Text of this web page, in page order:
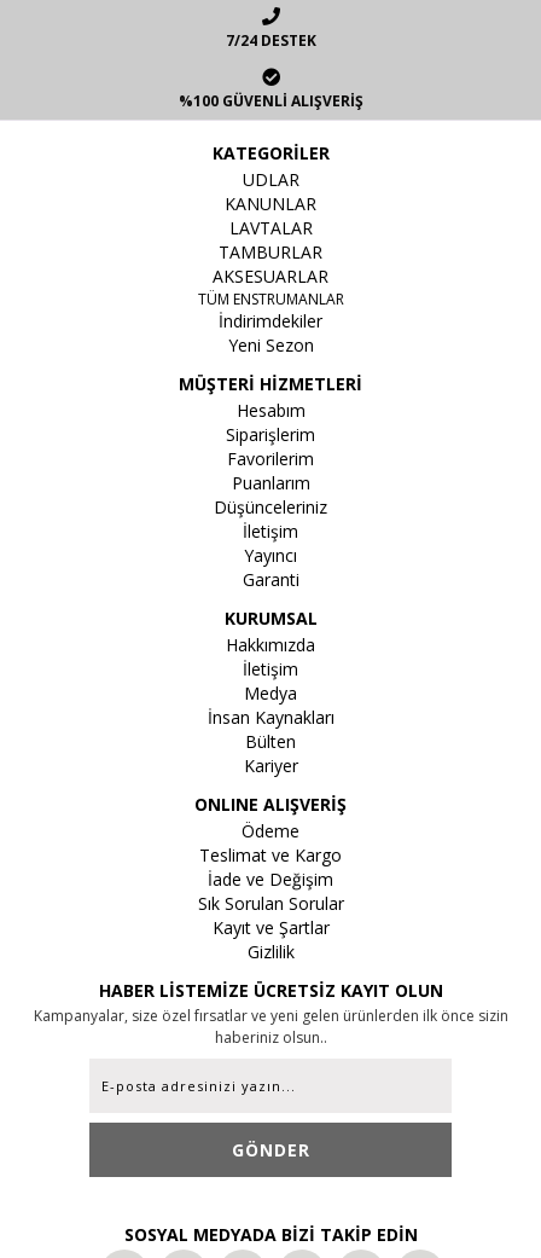
7/24 DESTEK
%100 GÜVENLİ ALIŞVERİŞ
KATEGORİLER
UDLAR
KANUNLAR
LAVTALAR
TAMBURLAR
AKSESUARLAR
TÜM ENSTRUMANLAR
İndirimdekiler
Yeni Sezon
MÜŞTERİ HİZMETLERİ
Hesabım
Siparişlerim
Favorilerim
Puanlarım
Düşünceleriniz
İletişim
Yayıncı
Garanti
KURUMSAL
Hakkımızda
İletişim
Medya
İnsan Kaynakları
Bülten
Kariyer
ONLINE ALIŞVERİŞ
Ödeme
Teslimat ve Kargo
İade ve Değişim
Sık Sorulan Sorular
Kayıt ve Şartlar
Gizlilik
HABER LİSTEMİZE ÜCRETSİZ KAYIT OLUN
Kampanyalar, size özel fırsatlar ve yeni gelen ürünlerden ilk önce sizin
haberiniz olsun..
GÖNDER
SOSYAL MEDYADA BİZİ TAKİP EDİN